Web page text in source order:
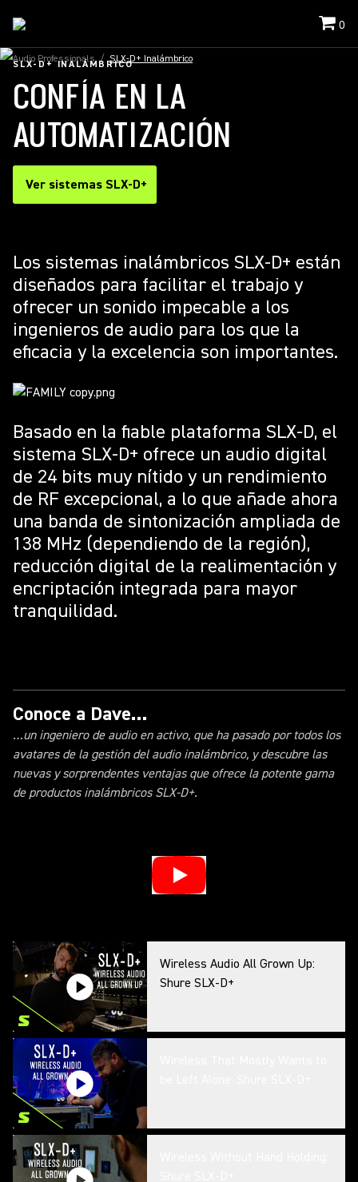
0
Audio Professionals / SLX-D+ Inalámbrico
SLX-D+ INALÁMBRICO
CONFÍA EN LA
AUTOMATIZACIÓN
Ver sistemas SLX-D+
Los sistemas inalámbricos SLX-D+ están
diseñados para facilitar el trabajo y
ofrecer un sonido impecable a los
ingenieros de audio para los que la
eficacia y la excelencia son importantes.
Basado en la fiable plataforma SLX-D, el
sistema SLX-D+ ofrece un audio digital
de 24 bits muy nítido y un rendimiento
de RF excepcional, a lo que añade ahora
una banda de sintonización ampliada de
138 MHz (dependiendo de la región),
reducción digital de la realimentación y
encriptación integrada para mayor
tranquilidad.
Conoce a Dave…
…un ingeniero de audio en activo, que ha pasado por todos los
avatares de la gestión del audio inalámbrico, y descubre las
nuevas y sorprendentes ventajas que ofrece la potente gama
de productos inalámbricos SLX-D+.
Wireless Audio All Grown Up:
Shure SLX-D+